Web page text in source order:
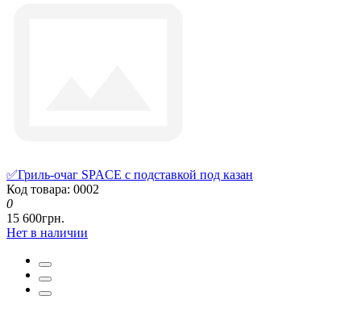
✅Гриль-очаг SPACE с подставкой под казан
Код товара: 0002
0
15 600грн.
Нет в наличии